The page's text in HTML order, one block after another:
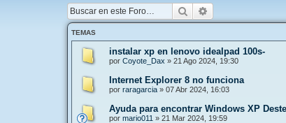
Buscar
TEMAS
instalar xp en lenovo idealpad 100s-
por Coyote_Dax » 21 Ago 2024, 19:30
Internet Explorer 8 no funciona
por raragarcia » 07 Abr 2024, 16:03
Ayuda para encontrar Windows XP
por mario011 » 21 Mar 2024, 19:59